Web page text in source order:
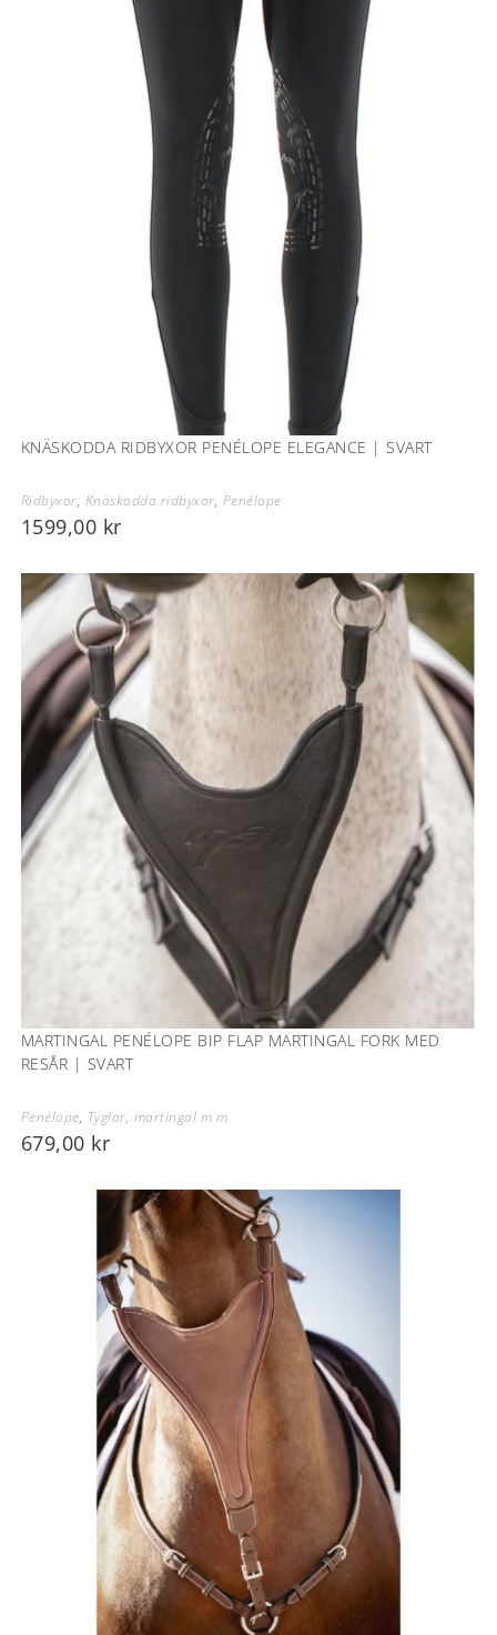
KNÄSKODDA RIDBYXOR PENÉLOPE ELEGANCE | SVART
Ridbyxor, Knäskodda ridbyxor, Penélope
1599,00 kr
MARTINGAL PENÉLOPE BIP FLAP MARTINGAL FORK MED
RESÅR | SVART
Penélope, Tyglar, martingal m m
679,00 kr